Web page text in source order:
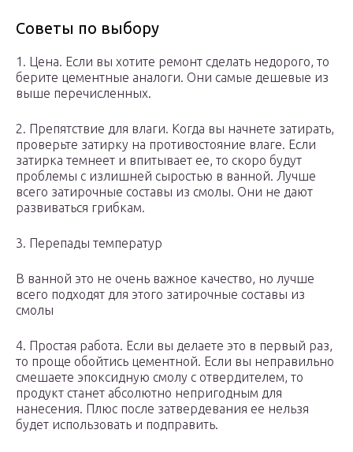
Советы по выбору
1. Цена. Если вы хотите ремонт сделать недорого, то
берите цементные аналоги. Они самые дешевые из
выше перечисленных.
2. Препятствие для влаги. Когда вы начнете затирать,
проверьте затирку на противостояние влаге. Если
затирка темнеет и впитывает ее, то скоро будут
проблемы с излишней сыростью в ванной. Лучше
всего затирочные составы из смолы. Они не дают
развиваться грибкам.
3. Перепады температур
В ванной это не очень важное качество, но лучше
всего подходят для этого затирочные составы из
смолы
4. Простая работа. Если вы делаете это в первый раз,
то проще обойтись цементной. Если вы неправильно
смешаете эпоксидную смолу с отвердителем, то
продукт станет абсолютно непригодным для
нанесения. Плюс после затвердевания ее нельзя
будет использовать и подправить.